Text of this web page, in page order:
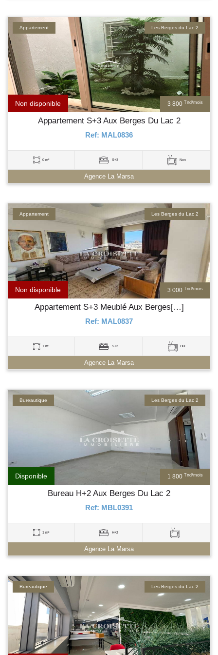
3 800 Tnd/mois
Non disponible
Les Berges du Lac 2
Appartement
Appartement S+3 Aux Berges Du Lac 2
Ref: MAL0836
0 m² S+3 Non
Agence La Marsa
3 000 Tnd/mois
Non disponible
Les Berges du Lac 2
Appartement
Appartement S+3 Meublé Aux Berges[…]
Ref: MAL0837
1 m² S+3 Oui
Agence La Marsa
1 800 Tnd/mois
Disponible
Les Berges du Lac 2
Bureautique
Bureau H+2 Aux Berges Du Lac 2
Ref: MBL0391
1 m² H+2
Agence La Marsa
Les Berges du Lac 2
Bureautique